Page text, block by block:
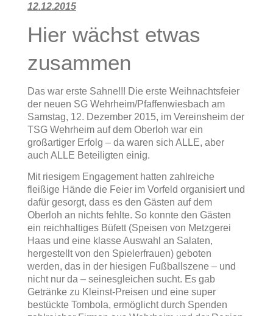
12.12.2015
Hier wächst etwas
zusammen
Das war erste Sahne!!! Die erste Weihnachtsfeier
der neuen SG Wehrheim/Pfaffenwiesbach am
Samstag, 12. Dezember 2015, im Vereinsheim der
TSG Wehrheim auf dem Oberloh war ein
großartiger Erfolg – da waren sich ALLE, aber
auch ALLE Beteiligten einig.
Mit riesigem Engagement hatten zahlreiche
fleißige Hände die Feier im Vorfeld organisiert und
dafür gesorgt, dass es den Gästen auf dem
Oberloh an nichts fehlte. So konnte den Gästen
ein reichhaltiges Büfett (Speisen von Metzgerei
Haas und eine klasse Auswahl an Salaten,
hergestellt von den Spielerfrauen) geboten
werden, das in der hiesigen Fußballszene – und
nicht nur da – seinesgleichen sucht. Es gab
Getränke zu Kleinst-Preisen und eine super
bestückte Tombola, ermöglicht durch Spenden